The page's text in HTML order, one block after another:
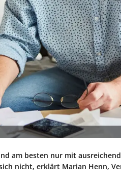
am besten nur mit
nicht, erklärt Marian Henn,